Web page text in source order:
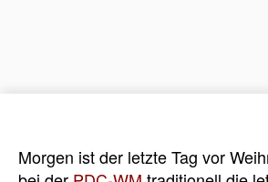
Morgen ist der letzte Tag vor